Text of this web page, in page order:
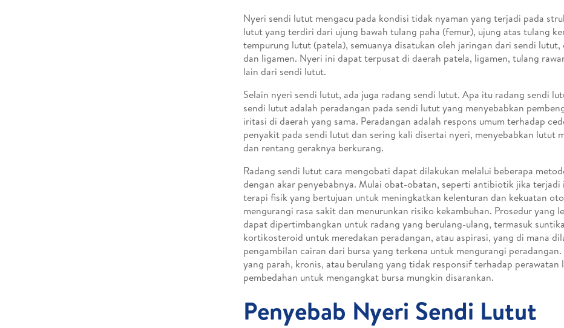
Nyeri sendi lutut mengacu pada kondisi tidak nyaman yang terjadi pada
lutut yang terdiri dari ujung bawah tulang paha (femur), ujung atas tulang
tempurung lutut (patela), semuanya disatukan oleh jaringan dari sendi
dan ligamen. Nyeri ini dapat terpusat di daerah patela, ligamen, tulang
lain dari sendi lutut.
Selain nyeri sendi lutut, ada juga radang sendi lutut. Apa itu radang sendi
sendi lutut adalah peradangan pada sendi lutut yang menyebabkan
iritasi di daerah yang sama. Peradangan adalah respons umum terhadap
penyakit pada sendi lutut dan sering kali disertai nyeri, menyebabkan lutut
dan rentang geraknya berkurang.
Radang sendi lutut cara mengobati dapat dilakukan melalui beberapa
dengan akar penyebabnya. Mulai obat-obatan, seperti antibiotik jika terjadi
terapi fisik yang bertujuan untuk meningkatkan kelenturan dan kekuatan
mengurangi rasa sakit dan menurunkan risiko kekambuhan. Prosedur yang
dapat dipertimbangkan untuk radang yang berulang-ulang, termasuk
kortikosteroid untuk meredakan peradangan, atau aspirasi, yang di mana
pengambilan cairan dari bursa yang terkena untuk mengurangi peradangan.
yang parah, kronis, atau berulang yang tidak responsif terhadap perawatan
pembedahan untuk mengangkat bursa mungkin disarankan.
Penyebab Nyeri Sendi Lutut